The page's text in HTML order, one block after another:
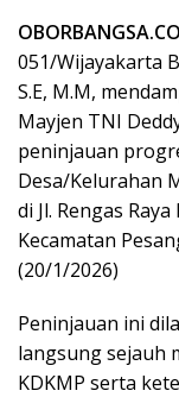
051/Wijayakarta
S.E, M.M,
Mayjen TNI
peninjauan
Desa/Kelurahan
di Jl. Rengas
Kecamatan
(20/1/2026)
Peninjauan ini
langsung sejauh
KDKMP serta